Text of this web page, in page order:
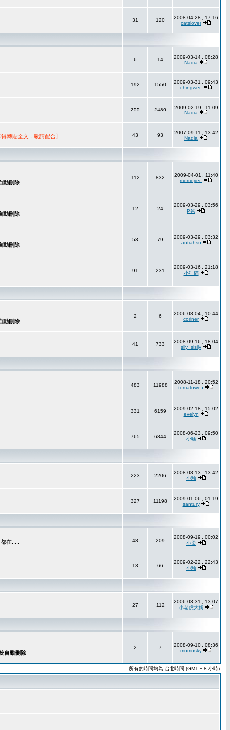
31 120
2008-04-28 , 17:16
catslover
6 14
2009-03-14 , 08:28
Nadia
192 1550
2009-03-31 , 09:43
chingwen
255 2486
2009-02-19 , 11:09
Nadia
轉貼全文，敬請配合】 43 93
2007-09-11 , 13:42
Nadia
112 832
2009-04-01 , 11:40
momoyen
12 24
2009-03-29 , 03:56
P爸
53 79
2009-03-29 , 03:32
antiahsu
91 231
2009-03-16 , 21:18
小狸貓
2 6
2006-08-04 , 10:44
coriner
41 733
2008-09-16 , 18:04
sily_sisily
483 11988
2008-11-18 , 20:52
tomatowen
331 6159
2009-02-18 , 15:02
evelyn
765 6844
2008-06-23 , 09:50
小騷
223 2206
2008-08-13 , 13:42
小騷
327 11198
2009-01-06 , 01:19
santury
在..... 48 209
2008-09-19 , 00:02
小柔
13 66
2009-02-22 , 22:43
小騷
27 112
2006-03-31 , 13:07
小老虎大媽
除
2 7
2008-09-10 , 08:36
momosky
所有的時間均為 台北時間 (GMT + 8 小時)